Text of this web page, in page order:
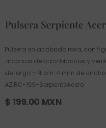
Pulsera Serpiente
Pulsera en acabado rosa, con
zirconias de color blancas y
de largo + 4 cm. 4 mm de ancho.
AZIRC-199-SerpienteAcero
$ 199.00 MXN